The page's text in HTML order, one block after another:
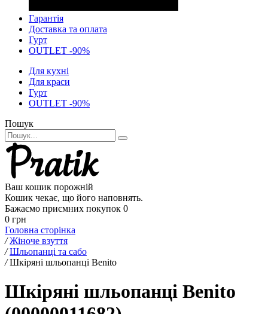
Гарантія
Доставка та оплата
Гурт
OUTLET -90%
Для кухні
Для краси
Гурт
OUTLET -90%
Пошук
Ваш кошик порожній
Кошик чекає, що його наповнять.
Бажаємо приємних покупок 0
0 грн
Головна сторінка
/ Жіноче взуття
/ Шльопанці та сабо
/ Шкіряні шльопанці Benito
Шкіряні шльопанці Benito